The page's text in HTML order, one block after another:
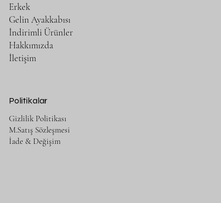
Erkek
Gelin Ayakkabısı
İndirimli Ürünler
Hakkımızda
İletişim
Politikalar
Gizlilik Politikası
M.Satış Sözleşmesi
İade & Değişim